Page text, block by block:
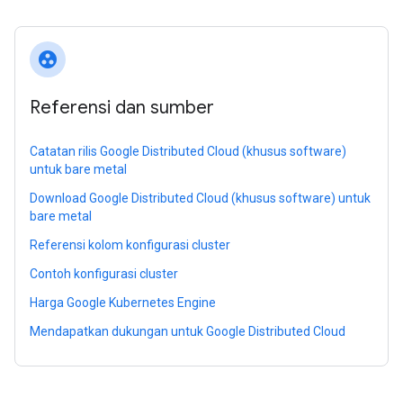
group_work
Referensi dan sumber
Catatan rilis Google Distributed Cloud (khusus software)
untuk bare metal
Download Google Distributed Cloud (khusus software) untuk
bare metal
Referensi kolom konfigurasi cluster
Contoh konfigurasi cluster
Harga Google Kubernetes Engine
Mendapatkan dukungan untuk Google Distributed Cloud